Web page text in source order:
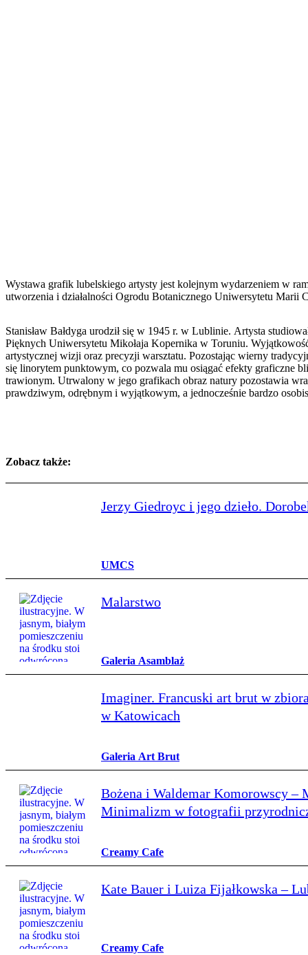
Wystawa grafik lubelskiego artysty jest kolejnym wydarzeniem w
utworzenia i działalności Ogrodu Botanicznego Uniwersytetu Marii
Stanisław Bałdyga urodził się w 1945 r. w Lublinie. Artysta
Pięknych Uniwersytetu Mikołaja Kopernika w Toruniu.
artystycznej wizji oraz precyzji warsztatu. Pozostając wierny
się linorytem punktowym, co pozwala mu osiągać efekty graficzne
trawionym. Utrwalony w jego grafikach obraz natury pozostawia
prawdziwym, odrębnym i wyjątkowym, a jednocześnie bardzo
Zobacz także:
Jerzy Giedroyc i jego dzieło.
UMCS
Malarstwo
Galeria Asamblaż
Imaginer. Francuski art brut w
w Katowicach
Galeria Art Brut
Bożena i Waldemar Komorowscy
Minimalizm w fotografii
Creamy Cafe
Kate Bauer i Luiza Fijałkowska –
Creamy Cafe